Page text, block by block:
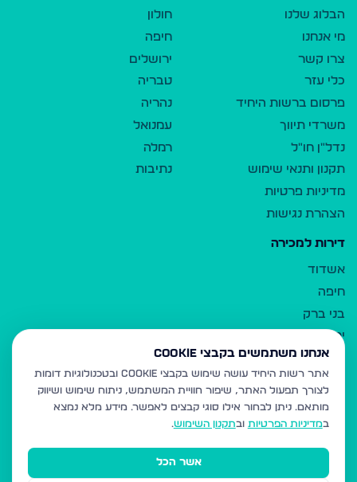
הבלוג שלנו
מי אנחנו
צרו קשר
כלי עזר
פרסום ברשות היחיד
משרדי תיווך
נדל"ן חו"ל
תקנון ותנאי שימוש
מדיניות פרטיות
הצהרת נגישות
חולון
חיפה
ירושלים
טבריה
נהריה
עמנואל
רמלה
נתיבות
דירות למכירה
אשדוד
חיפה
בני ברק
ירושלים
אלעד
גבעת זאב
בית שמש
רכסים
מודיעין עילית
אנחנו משתמשים בקבצי Cookie
אתר רשות היחיד עושה שימוש בקבצי Cookie ובטכנולוגיות דומות
לצורך תפעול האתר, שיפור חוויית המשתמש, ניתוח שימוש ושיווק
מותאם. ניתן לבחור אילו סוגי קבצים לאפשר. מידע מלא נמצא
במדיניות הפרטיות ובתקנון השימוש.
אשר הכל